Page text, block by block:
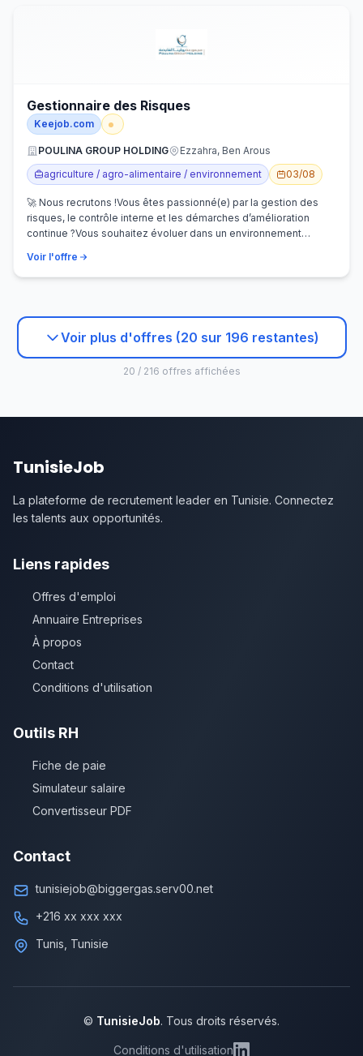
Gestionnaire des Risques
Keejob.com
POULINA GROUP HOLDING
Ezzahra, Ben Arous
agriculture / agro-alimentaire / environnement
03/08
🚀 Nous recrutons !Vous êtes passionné(e) par la gestion des
risques, le contrôle interne et les démarches d’amélioration
continue ?Vous souhaitez évoluer dans un environnement
Voir l'offre
Voir plus d'offres (20 sur 196 restantes)
20 / 216 offres affichées
TunisieJob
La plateforme de recrutement leader en Tunisie. Connectez
les talents aux opportunités.
Liens rapides
Offres d'emploi
Annuaire Entreprises
À propos
Contact
Conditions d'utilisation
Outils RH
Fiche de paie
Simulateur salaire
Convertisseur PDF
Contact
tunisiejob@biggergas.serv00.net
+216 xx xxx xxx
Tunis, Tunisie
© TunisieJob. Tous droits réservés.
Conditions d'utilisation